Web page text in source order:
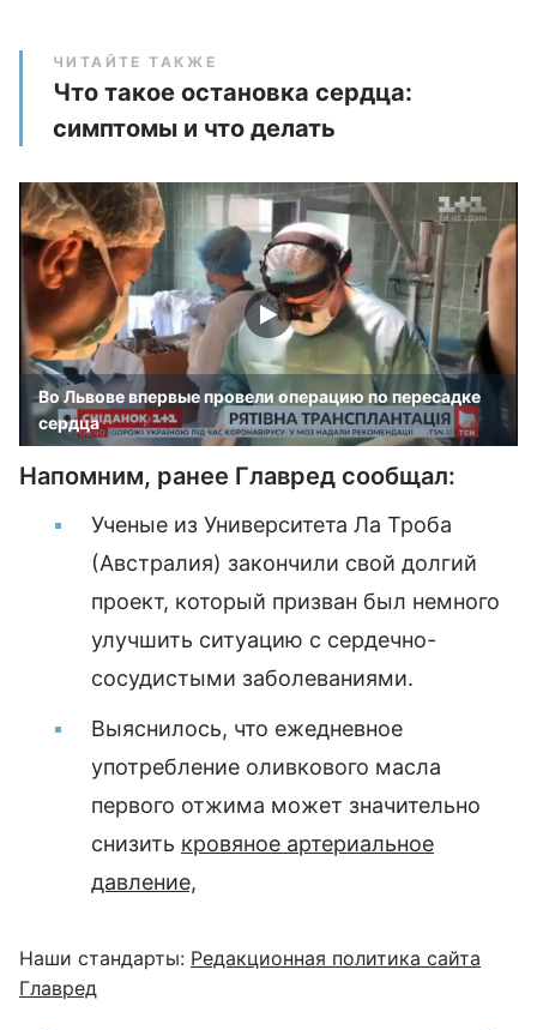
ЧИТАЙТЕ ТАКЖЕ
Что такое остановка сердца:
симптомы и что делать
Во Львове впервые провели операцию по пересадке
сердца
Напомним, ранее Главред сообщал:
Ученые из Университета Ла Троба
(Австралия) закончили свой долгий
проект, который призван был немного
улучшить ситуацию с сердечно-
сосудистыми заболеваниями.
Выяснилось, что ежедневное
употребление оливкового масла
первого отжима может значительно
снизить кровяное артериальное
давление,
Наши стандарты: Редакционная политика сайта
Главред